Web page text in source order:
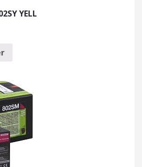
YELL